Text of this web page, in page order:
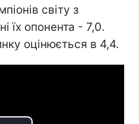
світу з
їх опонента - 7,0.
оцінюється в 4,4.